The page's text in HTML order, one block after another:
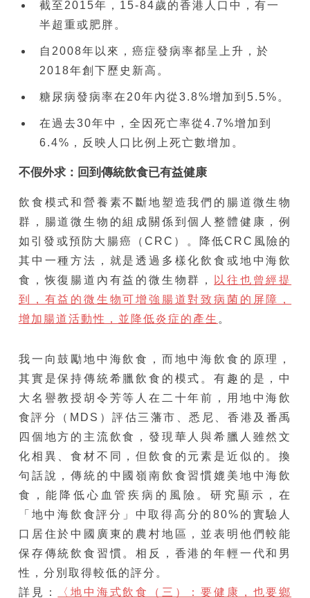
截至2015年，15-84歲的香港人口中，有一
半超重或肥胖。
自2008年以來，癌症發病率都呈上升，於
2018年創下歷史新高。
糖尿病發病率在20年內從3.8%增加到5.5%。
在過去30年中，全因死亡率從4.7%增加到
6.4%，反映人口比例上死亡數增加。
不假外求：回到 傳統飲食已有益健康
飲食模式和營養素不斷地塑造我們的腸道微生物
群，腸道微生物的組成關係到個人整體健康，例
如引發或預防大腸癌（CRC）。降低CRC風險的
其中一種方法，就是透過多樣化飲食或地中海飲
食，恢復腸道內有益的微生物群，
以往也曾經提
到，有益的微生物可增強腸道對致病菌的屏障，
增加腸道活動性，並降低炎症的產生 。
我一向鼓勵地中海飲食，而地中海飲食的原理，
其實是保持傳統希臘飲食的模式。有趣的是，中
大名譽教授胡令芳等人在二十年前，用地中海飲
食評分（MDS）評估三藩市、悉尼、香港及番禹
四個地方的主流飲食，發現華人與希臘人雖然文
化相異、食材不同，但飲食的元素是近似的。換
句話說，傳統的中國嶺南飲食習慣媲美地中海飲
食，能降低心血管疾病的風險。研究顯示，在
「地中海飲食評分」中取得高分的80%的實驗人
口居住於中國廣東的農村地區，並表明他們較能
保存傳統飲食習慣。相反，香港的年輕一代和男
性，分別取得較低的評分。
詳見：
〈地中海式飲食（三）：要健康，也要鄉